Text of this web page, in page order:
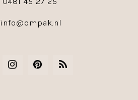
info@ompak.nl